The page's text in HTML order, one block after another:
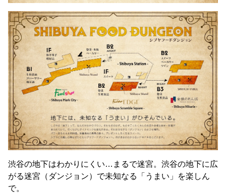
渋谷の地下はわかりにくい…まるで迷宮。渋谷の地下に広
がる迷宮（ダンジョン）で未知なる「うまい」を楽しん
で。